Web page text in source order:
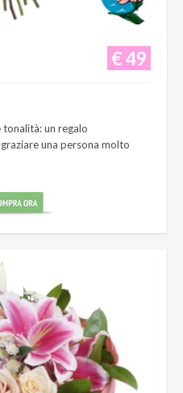
€ 49
un regalo
una persona molto